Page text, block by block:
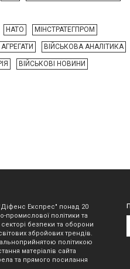
НАТО МІНСТРАТЕГПРОМ
ВІЙСЬКОВА АНАЛІТИКА
ВІЙСЬКОВІ НОВИНИ
Експрес" понад 20
промислової політики та
секторі безпеки та оборони
збройових трендів.
політикою
матеріалів сайта
та прямого посилання